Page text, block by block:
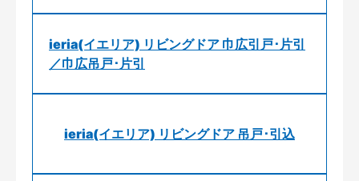
ieria(イエリア) リビングドア 巾広引戸･片引
／巾広吊戸･片引
ieria(イエリア) リビングドア 吊戸･引込